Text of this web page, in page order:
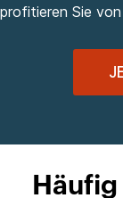
profitieren Sie